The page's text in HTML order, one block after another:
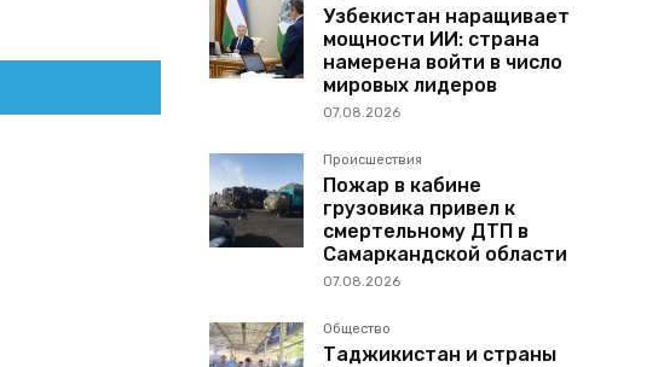
Узбекистан наращивает
мощности ИИ: страна
намерена войти в число
мировых лидеров
07.08.2026
Происшествия
Пожар в кабине
грузовика привел к
смертельному ДТП в
Самаркандской области
07.08.2026
Общество
Таджикистан и страны